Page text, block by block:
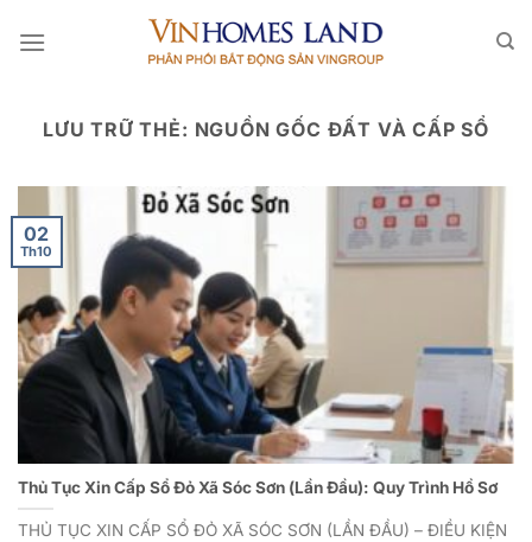
qua
LƯU TRỮ THẺ: NGUỒN GỐC ĐẤT VÀ CẤP SỔ
Thủ Tục Xin Cấp Sổ Đỏ Xã Sóc Sơn (Lần Đầu): Quy Trình Hồ Sơ
THỦ TỤC XIN CẤP SỔ ĐỎ XÃ SÓC SƠN (LẦN ĐẦU) – ĐIỀU KIỆN
02
Th10